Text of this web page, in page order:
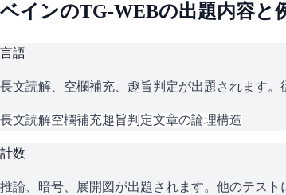
ベインのTG-WEBの出題内容と
言語
長文読解、空欄補充、趣旨判定が出題されます
長文読解空欄補充趣旨判定文章の論理構造
計数
推論、暗号、展開図が出題されます。他のテス